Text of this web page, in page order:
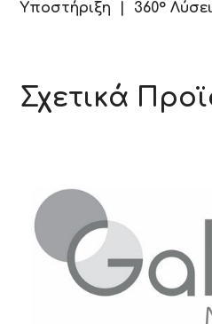
Υποστήριξη | 360°
Σχετικά